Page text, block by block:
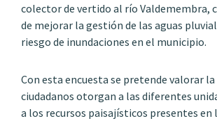
colector de vertido al río Valdemembra,
de mejorar la gestión de las aguas
riesgo de inundaciones en el municipio.
Con esta encuesta se pretende valorar la
ciudadanos otorgan a las diferentes
a los recursos paisajísticos presentes en